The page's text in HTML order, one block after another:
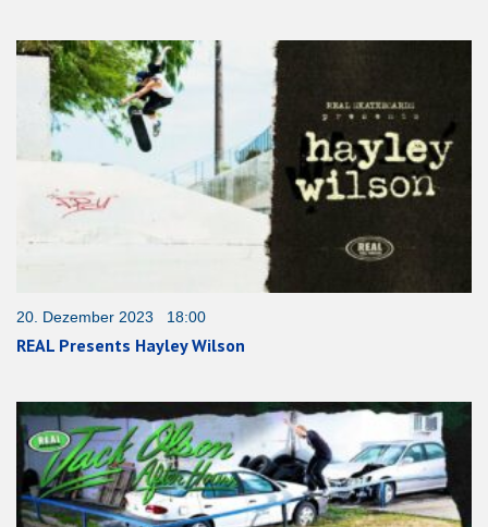
20. Dezember 2023 18:00
REAL Presents Hayley Wilson